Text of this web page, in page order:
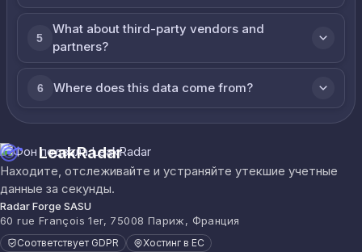
5
What about third-party vendors and
partners?
6 Where does this data come from?
LeakRadar
Находите, отслеживайте и устраняйте утекшие учетные
данные за секунды.
Radar Forge SASU
60 rue François 1er, 75008 Париж, Франция
Соответствует GDPR Хостинг в ЕС